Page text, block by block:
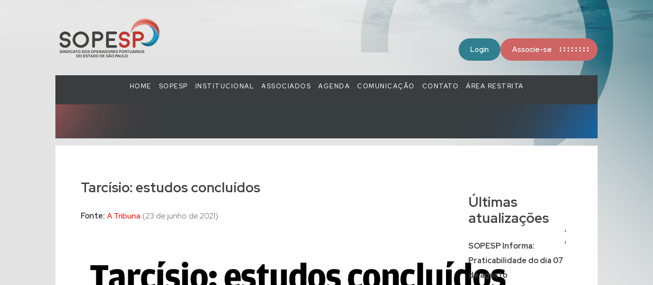
Login Associe-se
HOME SOPESP INSTITUCIONAL ASSOCIADOS AGENDA COMUNICAÇÃO CONTATO ÁREA RESTRITA
Tarcísio: estudos concluídos
Fonte: A Tribuna (23 de junho de 2021)
Últimas
atualizações
SOPESP Informa:
Praticabilidade do dia 07
de agosto